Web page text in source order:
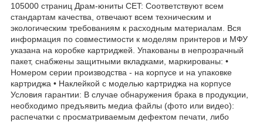
105000 страниц Драм-юниты CET: Соответствуют всем
стандартам качества, отвечают всем техническим и
экологическим требованиям к расходным материалам. Вся
информация по совместимости к моделям принтеров и МФУ
указана на коробке картриджей. Упакованы в непрозрачный
пакет, снабжены защитными вкладками, маркированы: •
Номером серии производства - на корпусе и на упаковке
картриджа • Наклейкой с моделью картриджа на корпусе
Условия гарантии: В случае обнаружения брака в продукции,
необходимо предъявить медиа файлы (фото или видео):
распечатки с просматриваемым дефектом печати, либо